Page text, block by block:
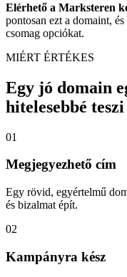
Elérhető a Marksteren
pontosan ezt a domaint,
csomag opciókat.
MIÉRT ÉRTÉKES
Egy jó domain
hitelesebbé
01
Megjegyezhető cím
Egy rövid, egyértelmű
és bizalmat épít.
02
Kampányra kész